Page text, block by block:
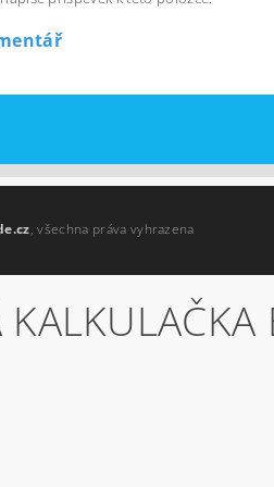
, všechna práva vyhrazena